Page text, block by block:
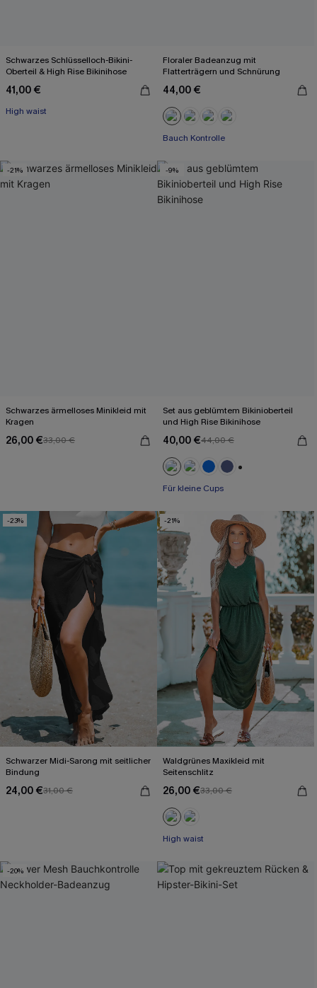
Schwarzes Schlüsselloch-Bikini-
Oberteil & High Rise Bikinihose
41,00 €
High waist
Floraler Badeanzug mit
Flatterträgern und Schnürung
44,00 €
Bauch Kontrolle
-21%
Schwarzes ärmelloses Minikleid mit
Kragen
26,00 €33,00 €
-9%
Set aus geblümtem Bikinioberteil
und High Rise Bikinihose
40,00 €44,00 €
Für kleine Cups
-23%
Schwarzer Midi-Sarong mit seitlicher
Bindung
24,00 €31,00 €
-21%
Waldgrünes Maxikleid mit
Seitenschlitz
26,00 €33,00 €
High waist
-20%